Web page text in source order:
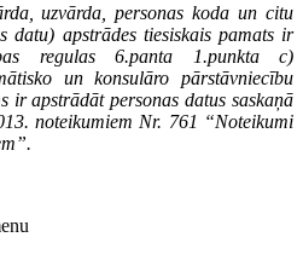
uzvārda, personas koda un citu
datu) apstrādes tiesiskais pamats ir
regulas 6.panta 1.punkta c)
un konsulāro pārstāvniecību
ir apstrādāt personas datus saskaņā
noteikumiem Nr. 761 “Noteikumi